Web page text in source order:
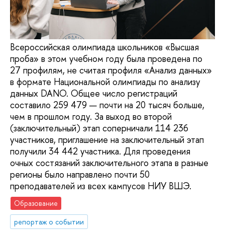
Всероссийская олимпиада школьников «Высшая
проба» в этом учебном году была проведена по
27 профилям, не считая профиля «Анализ данных»
в формате Национальной олимпиады по анализу
данных DANO. Общее число регистраций
составило 259 479 — почти на 20 тысяч больше,
чем в прошлом году. За выход во второй
(заключительный) этап соперничали 114 236
участников, приглашение на заключительный этап
получили 34 442 участника. Для проведения
очных состязаний заключительного этапа в разные
регионы было направлено почти 50
преподавателей из всех кампусов НИУ ВШЭ.
Образование
репортаж о событии